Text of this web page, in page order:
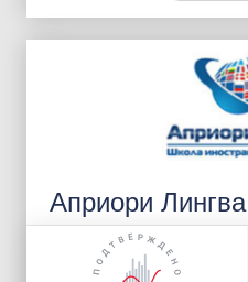
Априори Лингва